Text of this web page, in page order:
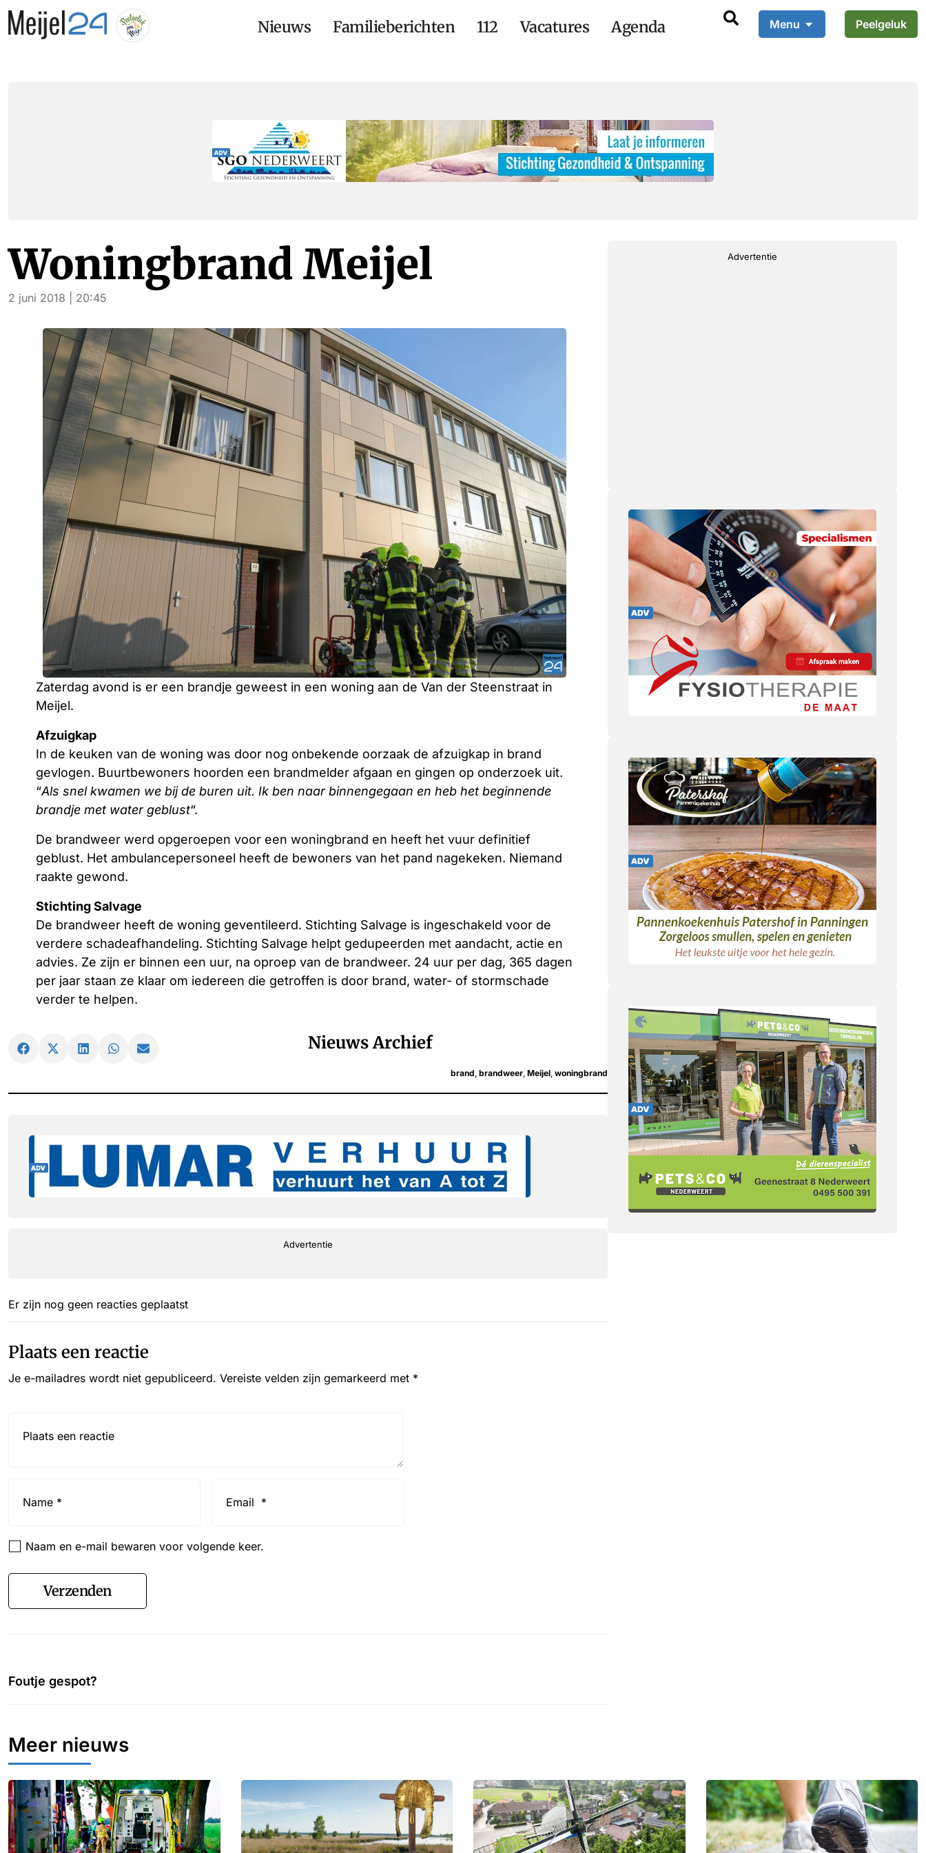
Nieuws Familieberichten 112 Vacatures Agenda Menu Peelgeluk
Woningbrand Meijel
2 juni 2018 | 20:45
Zaterdag avond is er een brandje geweest in een woning aan de Van der Steenstraat in
Meijel.
Afzuigkap
In de keuken van de woning was door nog onbekende oorzaak de afzuigkap in brand
gevlogen. Buurtbewoners hoorden een brandmelder afgaan en gingen op onderzoek uit.
“Als snel kwamen we bij de buren uit. Ik ben naar binnengegaan en heb het beginnende
brandje met water geblust“.
De brandweer werd opgeroepen voor een woningbrand en heeft het vuur definitief
geblust. Het ambulancepersoneel heeft de bewoners van het pand nagekeken. Niemand
raakte gewond.
Stichting Salvage
De brandweer heeft de woning geventileerd. Stichting Salvage is ingeschakeld voor de
verdere schadeafhandeling. Stichting Salvage helpt gedupeerden met aandacht, actie en
advies. Ze zijn er binnen een uur, na oproep van de brandweer. 24 uur per dag, 365 dagen
per jaar staan ze klaar om iedereen die getroffen is door brand, water- of stormschade
verder te helpen.
Nieuws Archief
brand brandweer Meijel woningbrand
Advertentie
Er zijn nog geen reacties geplaatst
Plaats een reactie
Je e-mailadres wordt niet gepubliceerd. Vereiste velden zijn gemarkeerd met *
Naam en e-mail bewaren voor volgende keer.
Verzenden
Advertentie
Foutje gespot?
Meer nieuws